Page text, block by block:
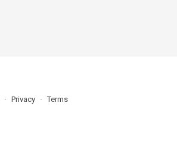
Privacy Terms